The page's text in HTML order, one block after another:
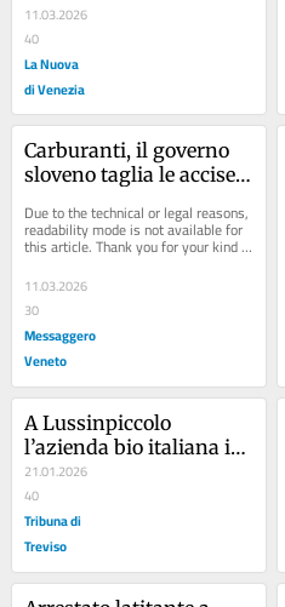
11.03.2026
40
La Nuova
di Venezia
Carburanti, il governo
sloveno taglia le accise:
bassi nell’Ue
Due to the technical or legal reasons,
readability mode is not available for
this article. Thank you for your kind
11.03.2026
30
Messaggero
Veneto
A Lussinpiccolo
l’azienda bio italiana in
lotta con i progetti
dell’aeroporto
21.01.2026
40
Tribuna di
Treviso